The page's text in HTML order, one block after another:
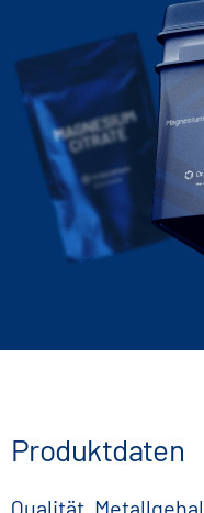
Produktdaten
Qualität,